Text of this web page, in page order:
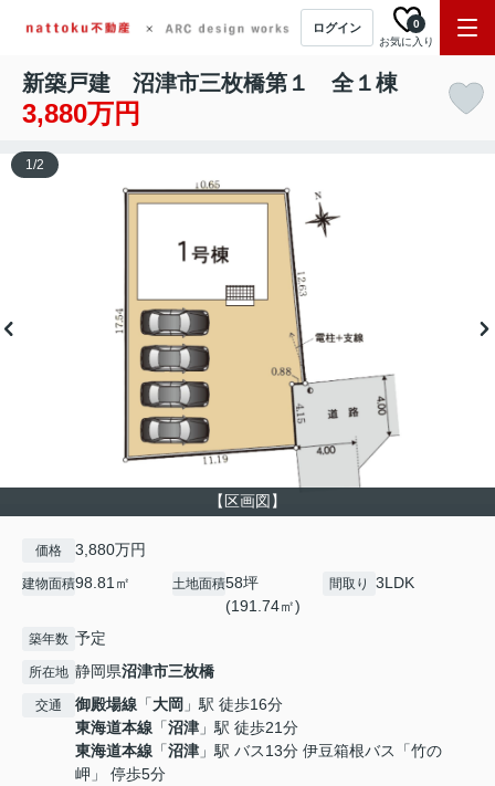
ログイン
お気に入り
0
新築戸建 沼津市三枚橋第１ 全１棟
3,880万円
【区画図】
1/2
価格 3,880万円
建物面積98.81㎡ 土地面積58坪
(191.74㎡)
間取り 3LDK
築年数 予定
所在地 静岡県沼津市三枚橋
交通 御殿場線 「大岡 」駅 徒歩16分
東海道本線 「沼津 」駅 徒歩21分
東海道本線 「沼津 」駅 バス13分 伊豆箱根バス「竹の
岬」 停歩5分